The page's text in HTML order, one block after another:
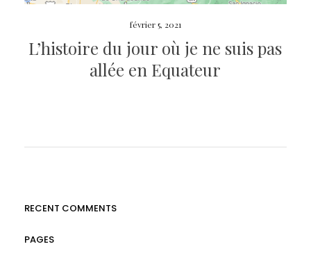
février 5, 2021
L’histoire du jour où je ne suis pas
allée en Equateur
RECENT COMMENTS
PAGES